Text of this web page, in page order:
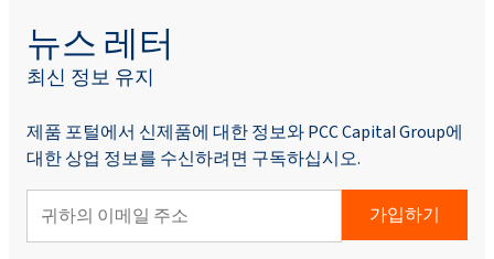
뉴스 레터
최신 정보 유지
제품 포털에서 신제품에 대한 정보와 PCC Capital Group에
대한 상업 정보를 수신하려면 구독하십시오.
가입하기